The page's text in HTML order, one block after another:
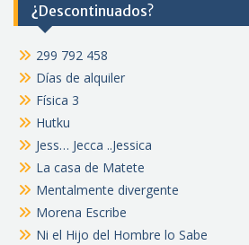
¿Descontinuados?
299 792 458
Días de alquiler
Física 3
Hutku
Jess… Jecca ..Jessica
La casa de Matete
Mentalmente divergente
Morena Escribe
Ni el Hijo del Hombre lo Sabe